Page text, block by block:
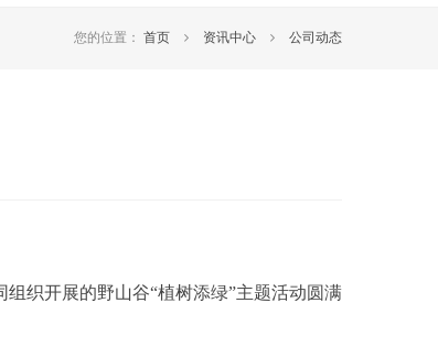
您的位置： 首页 资讯中心 公司动态
织开展的野山谷“植树添绿”主题活动圆满